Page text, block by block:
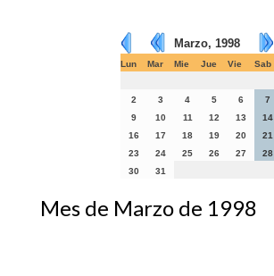
Marzo, 1998
Lun Mar Mie Jue Vie Sab
2
3 4 5 6 7
9
10 11 12 13 14
16
17 18 19 20 21
23
24 25 26 27 28
30
31
Mes de Marzo de 1998